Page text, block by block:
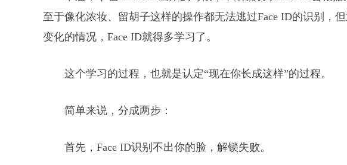
至于像化浓妆、留胡子这样的操作都无法逃过Face ID的识别，
变化的情况，Face ID就得多学习了。
这个学习的过程，也就是认定“现在你长成这样”的过程。
简单来说，分成两步：
首先，Face ID识别不出你的脸，解锁失败。